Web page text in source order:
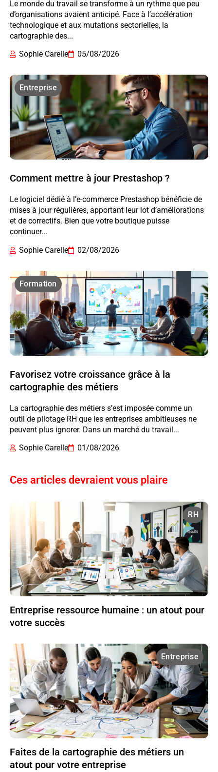
Le monde du travail se transforme à un rythme que peu
d’organisations avaient anticipé. Face à l’accélération
technologique et aux mutations sectorielles, la
cartographie des...
Sophie Carelle
05/08/2026
Entreprise
Comment mettre à jour Prestashop ?
Le logiciel dédié à l’e-commerce Prestashop bénéficie de
mises à jour régulières, apportant leur lot d’améliorations
et de correctifs. Bien que votre boutique puisse
continuer...
Sophie Carelle
02/08/2026
Formation
Favorisez votre croissance grâce à la
cartographie des métiers
La cartographie des métiers s’est imposée comme un
outil de pilotage RH que les entreprises ambitieuses ne
peuvent plus ignorer. Dans un marché du travail...
Sophie Carelle
01/08/2026
Ces articles devraient vous plaire
RH
Entreprise ressource humaine : un atout pour
votre succès
Entreprise
Faites de la cartographie des métiers un
atout pour votre entreprise